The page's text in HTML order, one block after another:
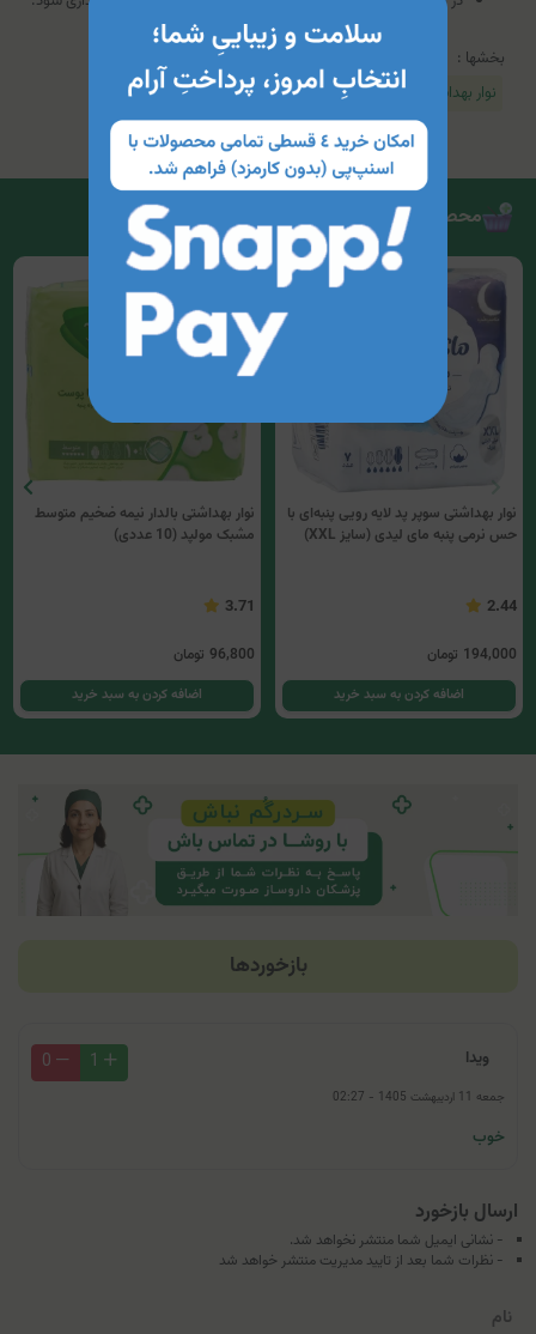
بخشها :
نوار بهداشتی و پد روزانه
محصولات مرتبط
نوار بهداشتی سوپر پد لایه رویی پنبه‌ای با
حس نرمی پنبه مای لیدی (سایز XXL)
2.44
194,000 تومان
اضافه کردن به سبد خرید
نوار بهداشتی بالدار نیمه ضخیم متوسط
مشبک مولپد (10 عددی)
3.71
96,800 تومان
اضافه کردن به سبد خرید
بازخوردها
ویدا 1
0
جمعه 11 اردیبهشت 1405 - 02:27
خوب
ارسال بازخورد
- نشانی ایمیل شما منتشر نخواهد شد.
- نظرات شما بعد از تایید مدیریت منتشر خواهد شد
نام